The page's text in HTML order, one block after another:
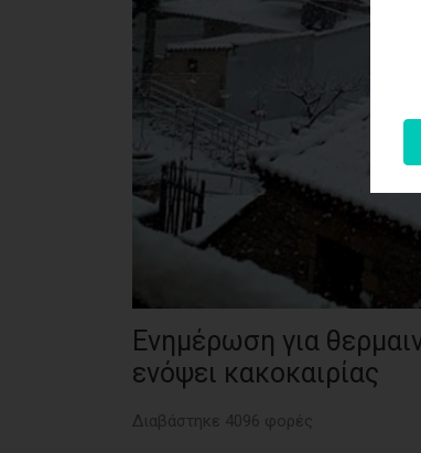
ΑΓΓΕΛΙΕΣ
ΕΦΗΜΕΡΙΔΕΣ
ΑΓΟΡΑΣ
ΑΡΘΡΩΝ
Ενημέρωση για
ενόψει κακοκαιρίας
Διαβάστηκε 4096 φορές